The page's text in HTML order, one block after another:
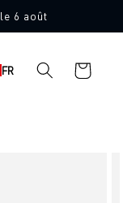
6 août
FR
Panier
d'achat
Allemagne 🖤